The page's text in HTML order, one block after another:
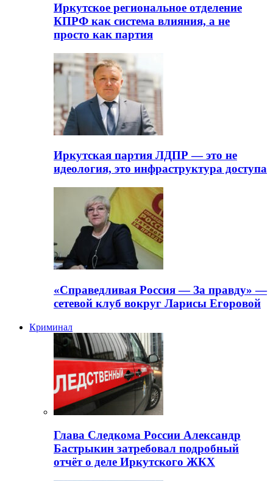
Иркутское региональное отделение
КПРФ как система влияния, а не
просто как партия
Иркутская партия ЛДПР — это не
идеология, это инфраструктура доступа
«Справедливая Россия — За правду» —
сетевой клуб вокруг Ларисы Егоровой
Криминал
Глава Следкома России Александр
Бастрыкин затребовал подробный
отчёт о деле Иркутского ЖКХ